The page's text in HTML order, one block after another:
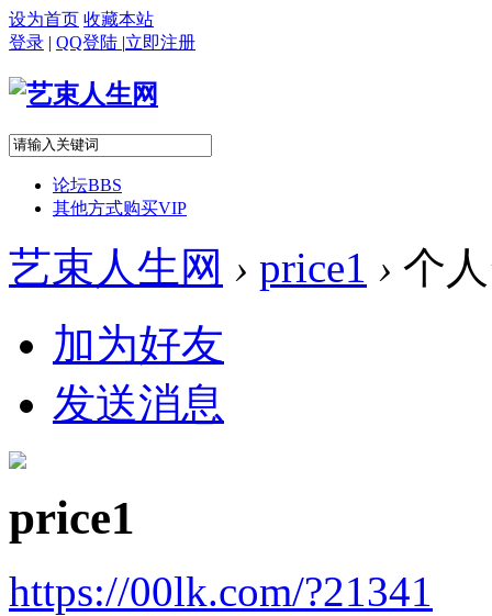
设为首页 收藏本站
登录 | QQ登陆 |立即注册
论坛BBS
其他方式购买VIP
艺束人生网 › price1 › 个
加为好友
发送消息
price1
https://00lk.com/?21341